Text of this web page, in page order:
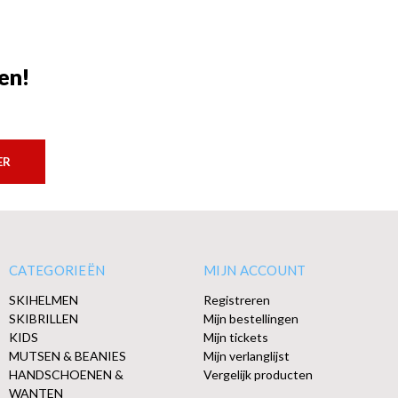
CATEGORIEËN
SKIHELMEN
SKIBRILLEN
KIDS
MUTSEN & BEANIES
HANDSCHOENEN &
WANTEN
MIJN ACCOUNT
Registreren
Mijn bestellingen
Mijn tickets
Mijn verlanglijst
Vergelijk producten